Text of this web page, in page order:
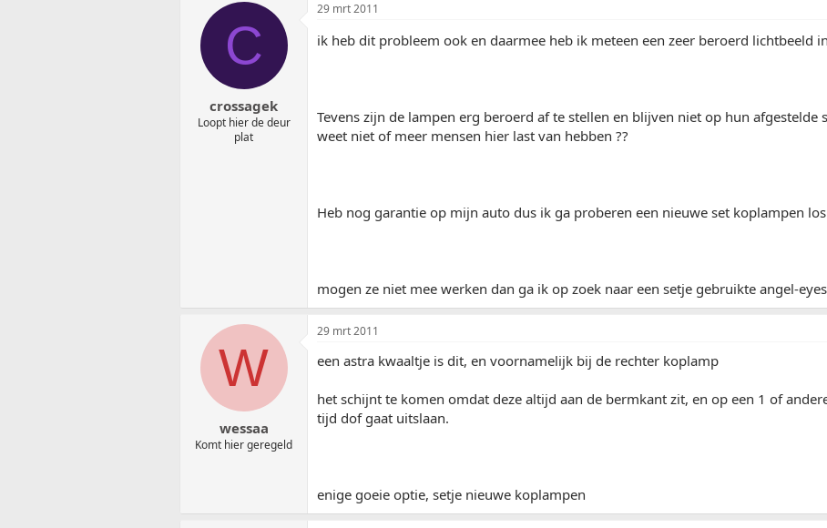
C
crossagek
Loopt hier de deur
plat
29 mrt 2011
ik heb dit probleem ook en daarmee heb ik meteen een zeer beroerd lichtbeeld
Tevens zijn de lampen erg beroerd af te stellen en blijven niet op hun afgestelde
weet niet of meer mensen hier last van hebben ??
Heb nog garantie op mijn auto dus ik ga proberen een nieuwe set koplampen
mogen ze niet mee werken dan ga ik op zoek naar een setje gebruikte angel-
W
wessaa
Komt hier geregeld
29 mrt 2011
een astra kwaaltje is dit, en voornamelijk bij de rechter koplamp
het schijnt te komen omdat deze altijd aan de bermkant zit, en op een 1 of
tijd dof gaat uitslaan.
enige goeie optie, setje nieuwe koplampen